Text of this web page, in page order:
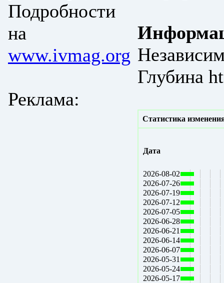
Подробности
на
www.ivmag.org
Реклама:
Глубина
Статистика
Дата
2026-08-02
2026-07-26
2026-07-19
2026-07-12
2026-07-05
2026-06-28
2026-06-21
2026-06-14
2026-06-07
2026-05-31
2026-05-24
2026-05-17